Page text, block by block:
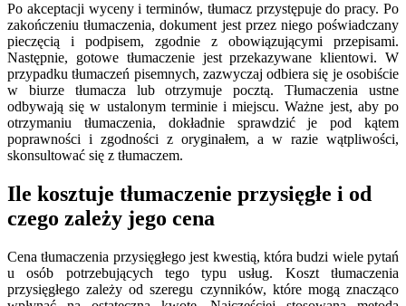
Po akceptacji wyceny i terminów, tłumacz przystępuje do pracy. Po
zakończeniu tłumaczenia, dokument jest przez niego poświadczany
pieczęcią i podpisem, zgodnie z obowiązującymi przepisami.
Następnie, gotowe tłumaczenie jest przekazywane klientowi. W
przypadku tłumaczeń pisemnych, zazwyczaj odbiera się je osobiście
w biurze tłumacza lub otrzymuje pocztą. Tłumaczenia ustne
odbywają się w ustalonym terminie i miejscu. Ważne jest, aby po
otrzymaniu tłumaczenia, dokładnie sprawdzić je pod kątem
poprawności i zgodności z oryginałem, a w razie wątpliwości,
skonsultować się z tłumaczem.
Ile kosztuje tłumaczenie przysięgłe i od
czego zależy jego cena
Cena tłumaczenia przysięgłego jest kwestią, która budzi wiele pytań
u osób potrzebujących tego typu usług. Koszt tłumaczenia
przysięgłego zależy od szeregu czynników, które mogą znacząco